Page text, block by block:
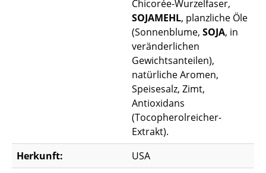
Chicorée-Wurzelfaser,
SOJAMEHL, planzliche Öle
(Sonnenblume, SOJA, in
veränderlichen
Gewichtsanteilen),
natürliche Aromen,
Speisesalz, Zimt,
Antioxidans
(Tocopherolreicher-
Extrakt).
Herkunft:
USA